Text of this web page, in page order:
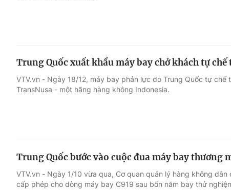
Trung Quốc xuất khẩu máy bay chở khách tự chế
VTV.vn - Ngày 18/12, máy bay phản lực do Trung Quốc tự chế
TransNusa - một hãng hàng không Indonesia.
Trung Quốc bước vào cuộc đua máy bay thương
VTV.vn - Ngày 1/10 vừa qua, Cơ quan quản lý hàng không
cấp phép cho dòng máy bay C919 sau bốn năm bay thử